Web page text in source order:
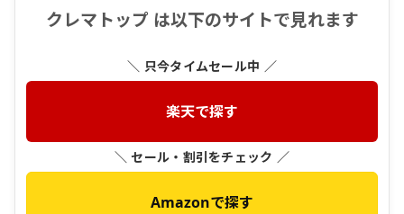
クレマトップ は以下のサイトで見れます
＼ 只今タイムセール中 ／
楽天で探す
＼ セール・割引をチェック ／
Amazonで探す